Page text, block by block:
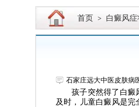
首页 > 白癜风症
石家庄远大中医皮肤病
孩子突然得了白癜
及时，儿童白癜风是